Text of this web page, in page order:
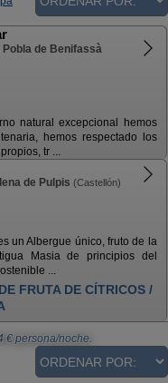
Pobla de Benifassà
natural excepcional hemos
hemos respectado los
tr ...
de Pulpis (Castellón)
un Albergue único, fruto de la
Masia de principios del
...
FRUTA DE CÍTRICOS /
€ persona/noche.